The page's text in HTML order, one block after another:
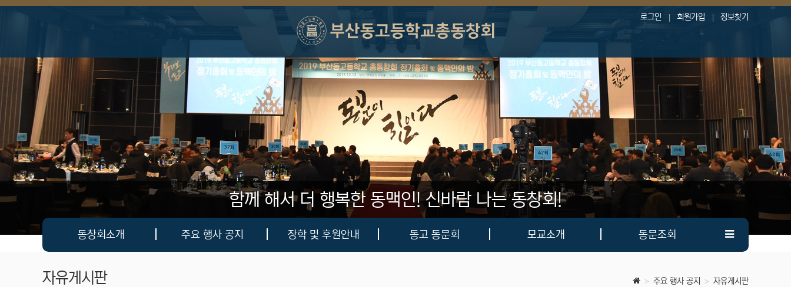
로그인 회원가입 정보찾기
함께 해서 더 행복한 동맥인!신바람 나는 동창회!
메인 메뉴
동창회소개 주요 행사 공지 장학 및 후원안내 동고 동문회 모교소개 동문조회
자유게시판 주요 행사 공지 자유게시판